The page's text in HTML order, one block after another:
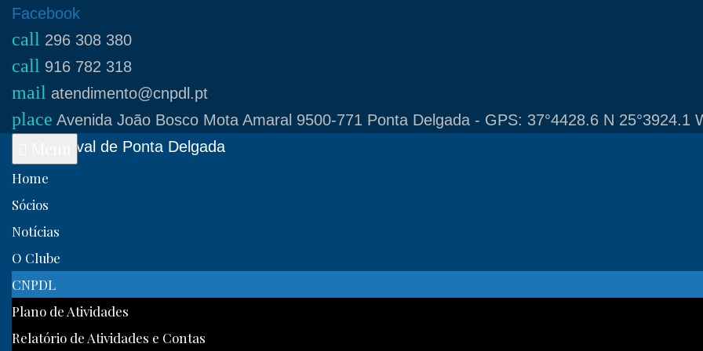
Skip
content
Facebook
call 296 308 380
call 916 782 318
mail atendimento@cnpdl.pt
place Avenida João Bosco Mota Amaral 9500-771 Ponta Delgada - GPS: 37°4428.6 N 25°3924.1
Clube Naval de Ponta Delgada
Home
Sócios
Notícias
O Clube
CNPDL
Plano de Atividades
Relatório de Atividades e Contas